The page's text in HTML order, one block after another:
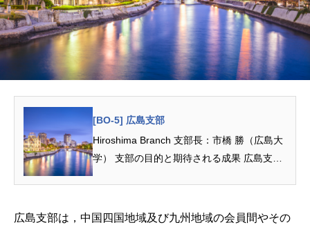
[BO-5] 広島支部
Hiroshima Branch 支部長：市橋 勝（広島大
学） 支部の目的と期待される成果 広島支部
広島支部は，中国四国地域及び九州地域の会員間やその